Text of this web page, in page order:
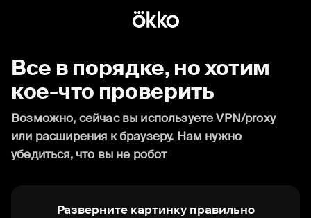
Все в порядке, но хотим
кое-что проверить
Возможно, сейчас вы используете VPN/proxy
или расширения к браузеру. Нам нужно
убедиться, что вы не робот
Разверните картинку правильно